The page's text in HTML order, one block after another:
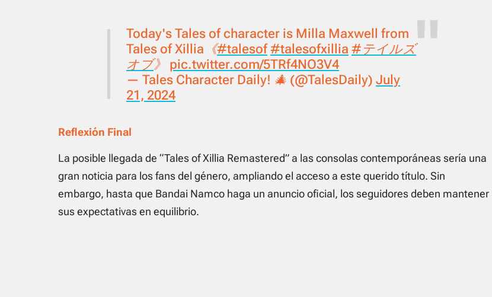
Today's Tales of character is Milla Maxwell from
Tales of Xillia《#talesof #talesofxillia #テイルズ
オブ》 pic.twitter.com/5TRf4NO3V4
— Tales Character Daily! 🎄 (@TalesDaily) July
21, 2024
Reflexión Final
La posible llegada de “Tales of Xillia Remastered” a las consolas contemporáneas sería una
gran noticia para los fans del género, ampliando el acceso a este querido título. Sin
embargo, hasta que Bandai Namco haga un anuncio oficial, los seguidores deben mantener
sus expectativas en equilibrio.